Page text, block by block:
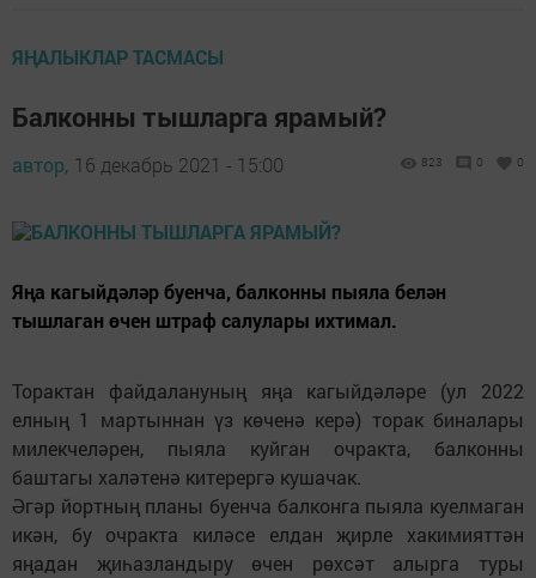
ЯҢАЛЫКЛАР ТАСМАСЫ
Балконны тышларга ярамый?
автор, 16 декабрь 2021 - 15:00 823 0 0
Яңа кагыйдәләр буенча, балконны пыяла белән
тышлаган өчен штраф салулары ихтимал.
Торактан файдалануның яңа кагыйдәләре (ул 2022
елның 1 мартыннан үз көченә керә) торак биналары
милекчеләрен, пыяла куйган очракта, балконны
баштагы халәтенә китерергә кушачак.
Әгәр йортның планы буенча балконга пыяла куелмаган
икән, бу очракта киләсе елдан җирле хакимияттән
яңадан җиһазландыру өчен рөхсәт алырга туры